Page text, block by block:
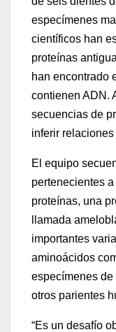
especímenes
científicos han
proteínas
han encontrado
contienen ADN.
secuencias de
inferir
El equipo
pertenecientes
proteínas, una
llamada
importantes
aminoácidos
especímenes
otros parientes
“Es un desafío